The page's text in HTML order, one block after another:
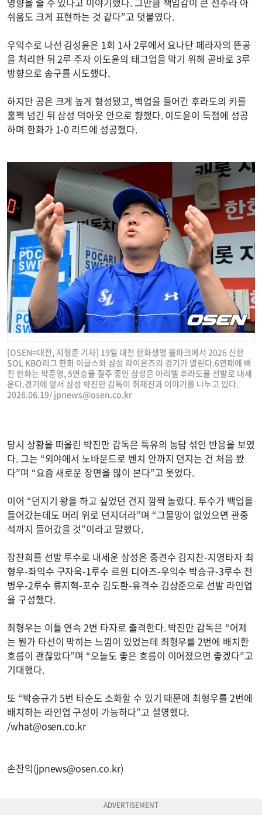
쉬움도 크게 표현하는 것 같다”고 덧붙였다.
우익수로 나선 김성윤은 1회 1사 2루에서 요나단 페라자의 뜬공
을 처리한 뒤 2루 주자 이도윤의 태그업을 막기 위해 곧바로 3루
방향으로 송구를 시도했다.
하지만 공은 크게 높게 형성됐고, 백업을 들어간 후라도의 키를
훌쩍 넘긴 뒤 삼성 덕아웃 안으로 향했다. 이도윤이 득점에 성공
하며 한화가 1-0 리드에 성공했다.
[OSEN=대전, 지형준 기자] 19일 대전 한화생명 볼파크에서 2026 신한
SOL KBO리그 한화 이글스와 삼성 라이온즈의 경기가 열린다.6연패에 빠
진 한화는 박준영, 5연승을 질주 중인 삼성은 아리엘 후라도을 선발로 내세
운다.경기에 앞서 삼성 박진만 감독이 취재진과 이야기를 나누고 있다.
2026.06.19/ jpnews@osen.co.kr
당시 상황을 떠올린 박진만 감독은 특유의 농담 섞인 반응을 보였
다. 그는 “외야에서 노바운드로 벤치 안까지 던지는 건 처음 봤
다”며 “요즘 새로운 장면을 많이 본다”고 웃었다.
이어 “던지기 왕을 하고 싶었던 건지 깜짝 놀랐다. 투수가 백업을
들어갔는데도 머리 위로 던지더라”며 “그물망이 없었으면 관중
석까지 들어갔을 것”이라고 말했다.
장찬희를 선발 투수로 내세운 삼성은 중견수 김지찬-지명타자 최
형우-좌익수 구자욱-1루수 르윈 디아즈-우익수 박승규-3루수 전
병우-2루수 류지혁-포수 김도환-유격수 김상준으로 선발 라인업
을 구성했다.
최형우는 이틀 연속 2번 타자로 출격한다. 박진만 감독은 “어제
는 뭔가 타선이 막히는 느낌이 있었는데 최형우를 2번에 배치한
흐름이 괜찮았다”며 “오늘도 좋은 흐름이 이어졌으면 좋겠다”고
기대했다.
또 “박승규가 5번 타순도 소화할 수 있기 때문에 최형우를 2번에
배치하는 라인업 구성이 가능하다”고 설명했다.
/what@osen.co.kr
손찬익(jpnews@osen.co.kr)